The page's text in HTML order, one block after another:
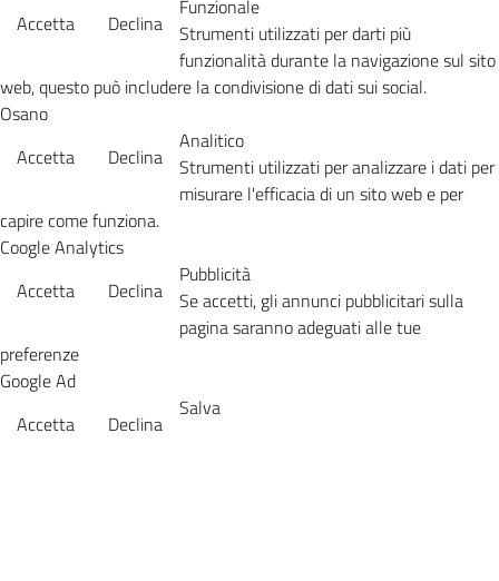
Accetta
Declina
Funzionale
Strumenti utilizzati per darti più
funzionalità durante la navigazione sul sito
web, questo può includere la condivisione di dati sui social.
Osano
Accetta
Declina
Analitico
Strumenti utilizzati per analizzare i dati per
misurare l'efficacia di un sito web e per
capire come funziona.
Coogle Analytics
Accetta
Declina
Pubblicità
Se accetti, gli annunci pubblicitari sulla
pagina saranno adeguati alle tue
preferenze
Google Ad
Accetta
Declina
Salva